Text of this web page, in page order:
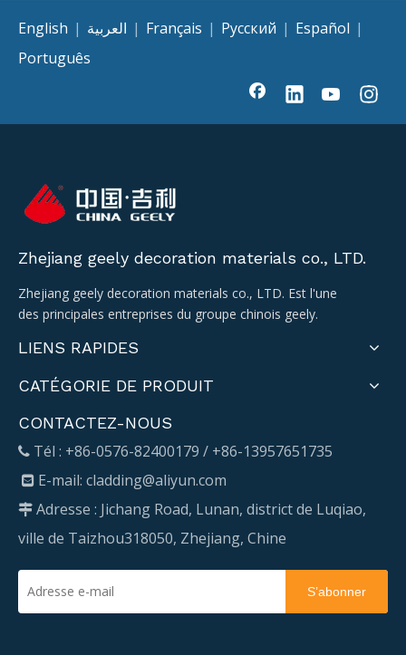
English | العربية | Français | Pусский | Español |
Português
Zhejiang geely decoration materials co., LTD.
Zhejiang geely decoration materials co., LTD. Est l'une
des principales entreprises du groupe chinois geely.
LIENS RAPIDES
CATÉGORIE DE PRODUIT
CONTACTEZ-NOUS
 Tél : +86-0576-82400179 / +86-13957651735
 E-mail: cladding@aliyun.com
 Adresse : Jichang Road, Lunan, district de Luqiao,
ville de Taizhou318050, Zhejiang, Chine
S’abonner